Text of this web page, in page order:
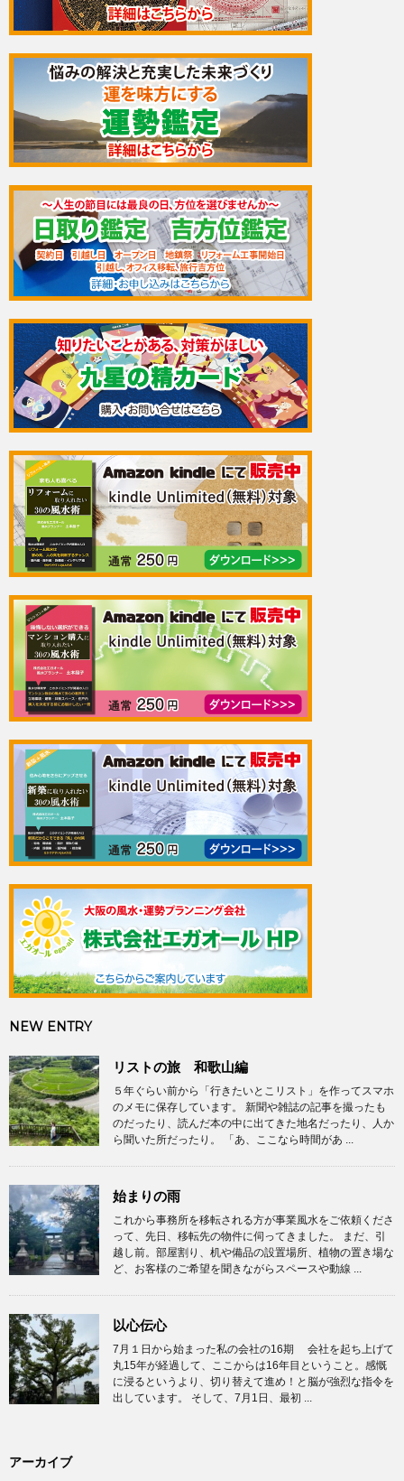
NEW ENTRY
リストの旅 和歌山編
５年ぐらい前から「行きたいとこリスト」を作ってスマホ
のメモに保存しています。 新聞や雑誌の記事を撮ったも
のだったり、読んだ本の中に出てきた地名だったり、人か
ら聞いた所だったり。 「あ、ここなら時間があ ...
始まりの雨
これから事務所を移転される方が事業風水をご依頼くださ
って、先日、移転先の物件に伺ってきました。 まだ、引
越し前。部屋割り、机や備品の設置場所、植物の置き場な
ど、お客様のご希望を聞きながらスペースや動線 ...
以心伝心
7月１日から始まった私の会社の16期 会社を起ち上げて
丸15年が経過して、ここからは16年目ということ。感慨
に浸るというより、切り替えて進め！と脳が強烈な指令を
出しています。 そして、7月1日、最初 ...
アーカイブ